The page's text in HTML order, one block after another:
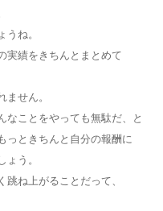
ね。
実績をきちんとまとめて
せん。
なことをやっても無駄だ、と
っときちんと自分の報酬に
う。
ね上がることだって、